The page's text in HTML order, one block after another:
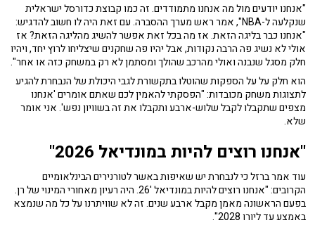
"אנחנו יודעים מול מה אנחנו מתמודדים. זה כמו קבוצת כדורסל ישראלית
שנקלעה ל-NBA", אמר ראש מערך ההסברה. עם זאת היה לו חשוב להדגיש:
"אנחנו כבר בליגה הזאת. אז מה בכל זאת אפשר להשיג מהליגה הזאת? אז
אולי לא נשיג פה הרבה נקודות, אבל יהיו פה שחקנים שיצליחו לרוץ יחד, ויהיו
חלק מסגל שנבנה ואולי מהרכב שהולך ומסתמן לא רק במשחק כזה או אחר".
הוא חלק על על הספקות שהוטלו בתקשורת לגבי היכולת של הנבחרת להגיע
לתצוגות משחק מכובדות: "הפסקתי להאמין לכם שאתם אומרים 'אנחנו
מצפים שתקבלו לקבל שלוש-ארבע ותקבלו את זה בשוויון נפש'. אני אומר
שלא.
"אנחנו רוצים להיות במונדיאל 2026"
עוד אמר ברזל כי לנבחרת יש שאיפות באשר לטורנירים הבינלאומיים
הקרובים: "אנחנו רוצים להיות במונדיאל '26. היה רעיון מאחורי המינוי של רן.
בפעם הראשונה מאמן מקבל ארבע שנים. זה לא שוויתרנו על כל מה שנמצא
באמצע עד ליורו 2028".